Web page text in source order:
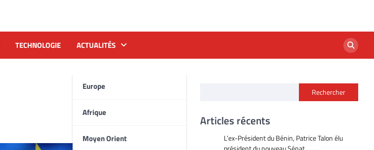
TECHNOLOGIE ACTUALITÉS
Europe
Afrique
Moyen Orient
Rechercher
Articles récents
L’ex-Président du Bénin, Patrice Talon élu